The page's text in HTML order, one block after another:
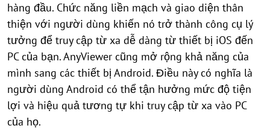
hàng đầu. Chức năng liền mạch và giao diện thân
thiện với người dùng khiến nó trở thành công cụ lý
tưởng để truy cập từ xa dễ dàng từ thiết bị iOS đến
PC của bạn. AnyViewer cũng mở rộng khả năng của
mình sang các thiết bị Android. Điều này có nghĩa là
người dùng Android có thể tận hưởng mức độ tiện
lợi và hiệu quả tương tự khi truy cập từ xa vào PC
của họ.